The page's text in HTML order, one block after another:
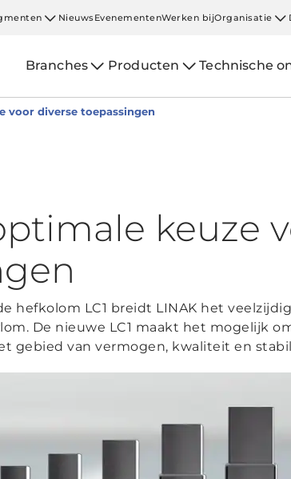
NieuwsEvenementenWerken bijOrganisatie
Branches Producten Technische
voor diverse toepassingen
keuze
hefkolom LC1 breidt LINAK het
De nieuwe LC1 maakt het mogelijk
gebied van vermogen, kwaliteit en